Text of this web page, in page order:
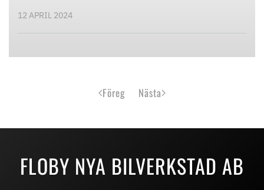
12 APRIL 2024
Föreg Nästa
FLOBY NYA BILVERKSTAD AB